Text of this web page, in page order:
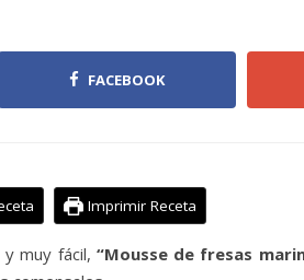
FACEBOOK
Imprimir Receta
muy fácil, “Mousse de fresas